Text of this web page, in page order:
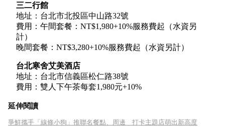
三二行館
地址：台北市北投區中山路32號
費用：午間套餐：NT$1,980+10%服務費起（水資另
計）
晚間套餐：NT$3,280+10%服務費起（水資另計）
台北寒舍艾美酒店
地址：台北市信義區松仁路38號
費用：雙人下午茶每套1,980元+10%
延伸閱讀
爭鮮攜手「線條小狗」推聯名餐點、周邊 打卡主題店萌出新高度